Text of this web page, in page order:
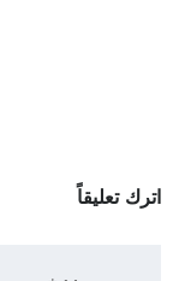
اترك تعليقاً